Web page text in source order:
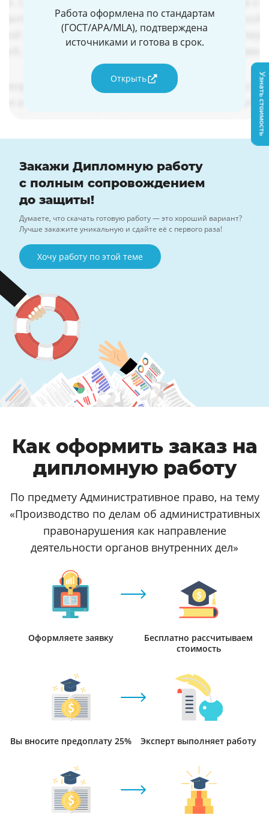
Работа оформлена по стандартам
(ГОСТ/APA/MLA), подтверждена
источниками и готова в срок.
Открыть
Закажи Дипломную работу
с полным сопровождением
до защиты!
Думаете, что скачать готовую работу — это хороший вариант?
Лучше закажите уникальную и сдайте её с первого раза!
Хочу работу по этой теме
Как оформить заказ на
дипломную работу
По предмету Административное право, на тему
«Производство по делам об административных
правонарушения как направление
деятельности органов внутренних дел»
Оформляете заявку
Бесплатно рассчитываем
стоимость
Вы вносите предоплату 25% Эксперт выполняет работу
Узнать стоимость